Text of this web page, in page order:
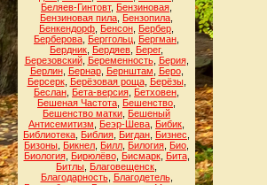
Беляев-Гинтовт, Бензиновая
Бензиновая пила Бензопила
Бенкендорф Бенсон Бербер
Берберова Берггольц Бергман
Бердник Бердяев Берег,
Березовский, Беременность, Берия,
Берлин, Бернар, Бернштам Беро,
Берсерк, Берёзовая роща, Берёзы,
Беслан Бета-версия Бетховен
Бешеная Частота Бешенство
Бешенство матки Бешеный
Антисемитизм
Беэр-Шева Бибик
Библиотека Библия Бигдан Бизнес
Бизоны Бикнел Билл Билогия Био
Биология, Бирюлёво, Бисмарк, Бита,
Битлы Благовещенск
Благодарность, Благодетель,